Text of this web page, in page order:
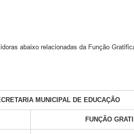
abaixo relacionadas da Função
MUNICIPAL DE EDUCAÇÃO
FUNÇÃO